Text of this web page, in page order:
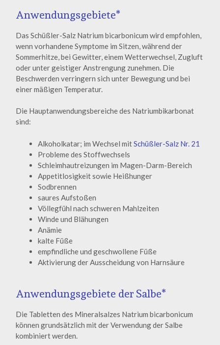
Anwendungsgebiete*
Das Schüßler-Salz Natrium bicarbonicum wird empfohlen,
wenn vorhandene Symptome im Sitzen, während der
Sommerhitze, bei Gewitter, einem Wetterwechsel, Zugluft
oder unter geistiger Anstrengung zunehmen. Die
Beschwerden verringern sich unter Bewegung und bei
einer mäßigen Temperatur.
Die Hauptanwendungsbereiche des Natriumbikarbonat
sind:
Alkoholkatar; im Wechsel mitSchüßler-Salz Nr. 21
Probleme des Stoffwechsels
Schleimhautreizungen im Magen-Darm-Bereich
Appetitlosigkeit sowie Heißhunger
Sodbrennen
saures Aufstoßen
Völlegfühl nach schweren Mahlzeiten
Winde und Blähungen
Anämie
kalte Füße
empfindliche und geschwollene Füße
Aktivierung der Ausscheidung von Harnsäure
Anwendungsgebiete der Salbe*
Die Tabletten des Mineralsalzes Natrium bicarbonicum
können grundsätzlich mit der Verwendung der Salbe
kombiniert werden.